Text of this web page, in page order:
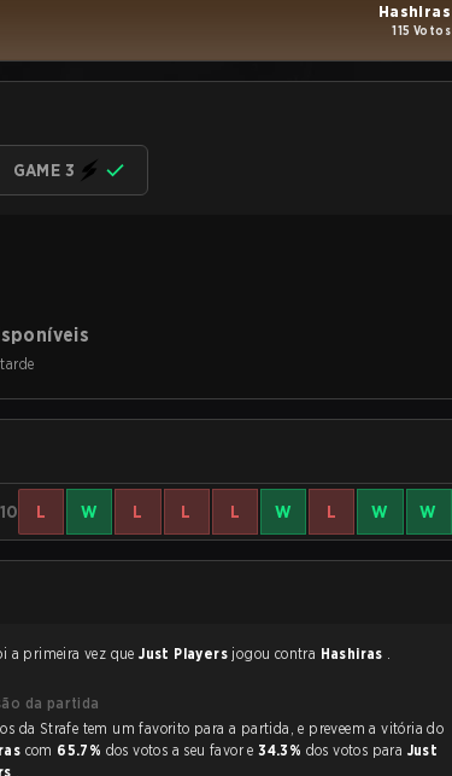
Hashiras
115 Votos
GAME 3
L W L L L W L W W
a primeira vez queJust Players jogou contra Hashiras .
da partida
Usuários da Strafe tem um favorito para a partida, e preveem a vitória do
com 65.7% dos votos a seu favor e34.3% dos votos para Just
.